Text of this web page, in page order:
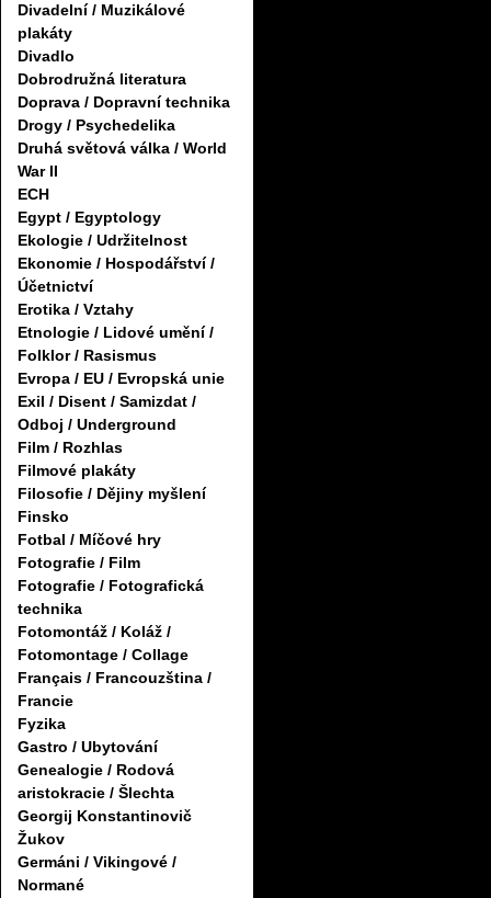
Divadelní / Muzikálové
plakáty
Divadlo
Dobrodružná literatura
Doprava / Dopravní technika
Drogy / Psychedelika
Druhá světová válka / World
War II
ECH
Egypt / Egyptology
Ekologie / Udržitelnost
Ekonomie / Hospodářství /
Účetnictví
Erotika / Vztahy
Etnologie / Lidové umění /
Folklor / Rasismus
Evropa / EU / Evropská unie
Exil / Disent / Samizdat /
Odboj / Underground
Film / Rozhlas
Filmové plakáty
Filosofie / Dějiny myšlení
Finsko
Fotbal / Míčové hry
Fotografie / Film
Fotografie / Fotografická
technika
Fotomontáž / Koláž /
Fotomontage / Collage
Français / Francouzština /
Francie
Fyzika
Gastro / Ubytování
Genealogie / Rodová
aristokracie / Šlechta
Georgij Konstantinovič
Žukov
Germáni / Vikingové /
Normané